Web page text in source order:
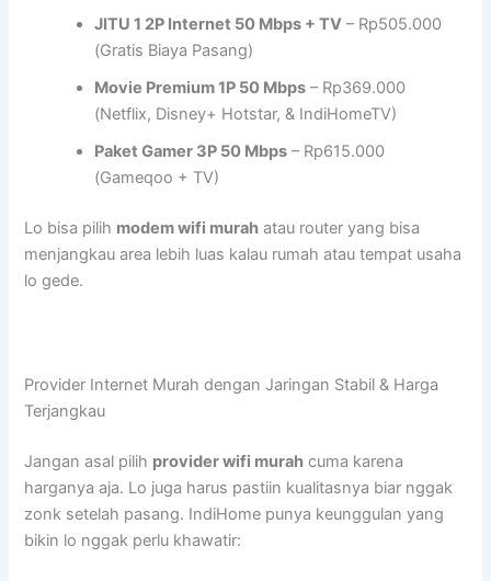
JITU 1 2P Internet 50 Mbps + TV – Rp505.000
(Gratis Biaya Pasang)
Movie Premium 1P 50 Mbps – Rp369.000
(Netflix, Disney+ Hotstar, & IndiHomeTV)
Paket Gamer 3P 50 Mbps – Rp615.000
(Gameqoo + TV)
Lo bisa pilih modem wifi murah atau router yang bisa
menjangkau area lebih luas kalau rumah atau tempat usaha
lo gede.
Provider Internet Murah dengan Jaringan Stabil & Harga
Terjangkau
Jangan asal pilih provider wifi murah cuma karena
harganya aja. Lo juga harus pastiin kualitasnya biar nggak
zonk setelah pasang. IndiHome punya keunggulan yang
bikin lo nggak perlu khawatir: